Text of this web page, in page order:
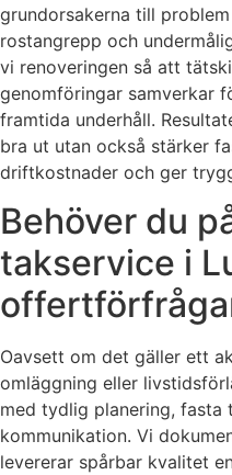
grundorsakerna till
rostangrepp och
vi renoveringen så att
genomföringar samverkar
framtida underhåll.
bra ut utan också stärker
driftkostnader och ger
Behöver du
takservice i
Oavsett om det gäller ett
omläggning eller
med tydlig planering, fasta
kommunikation. Vi
levererar spårbar kvalitet